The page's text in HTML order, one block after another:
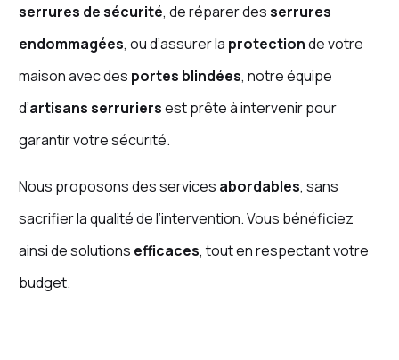
serrures de sécurité, de réparer desserrures
endommagées, ou d’assurer la protectionde votre
maison avec des portes blindées, notre équipe
d’artisans serruriersest prête à intervenir pour
garantir votre sécurité.
Nous proposons des services abordables, sans
sacrifier la qualité de l’intervention. Vous bénéficiez
ainsi de solutions efficaces, tout en respectant votre
budget.